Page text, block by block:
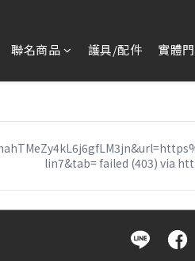
聯名商品 護具/配件 實體
lin7&tab= failed (403) via